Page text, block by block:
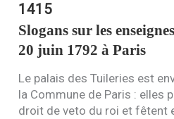
1415
Slogans sur les
20 juin 1792 à Paris
Le palais des Tuileries est
la Commune de Paris : elles
droit de veto du roi et fêtent